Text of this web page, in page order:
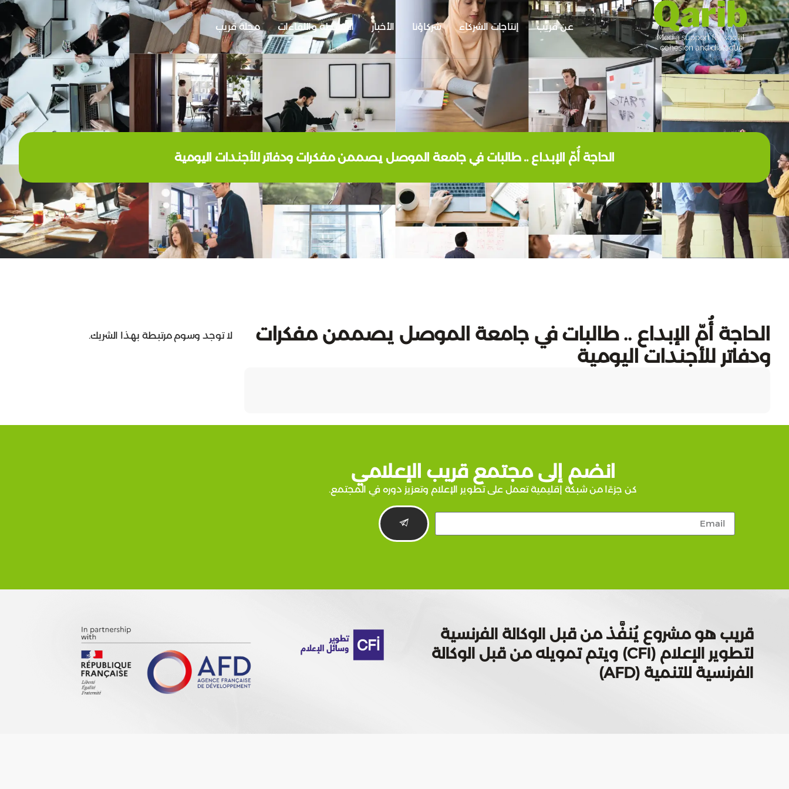
عن قريب إنتاجات الشركاء شركاؤنا الأخبار الأنشطة واللقاءات مجلة قريب
الحاجة أُمّ الإبداع .. طالبات في جامعة الموصل يصممن مفكرات ودفاتر للأجندات اليومية
الحاجة أُمّ الإبداع .. طالبات في جامعة الموصل يصممن مفكرات
ودفاتر للأجندات اليومية
لا توجد وسوم مرتبطة بهذا الشريك.
انضم إلى مجتمع قريب الإعلامي
كن جزءًا من شبكة إقليمية تعمل على تطوير الإعلام وتعزيز دوره في المجتمع.
قريب هو مشروع يُنفَّذ من قبل الوكالة الفرنسية
لتطوير الإعلام (CFI) ويتم تمويله من قبل الوكالة
الفرنسية للتنمية (AFD)